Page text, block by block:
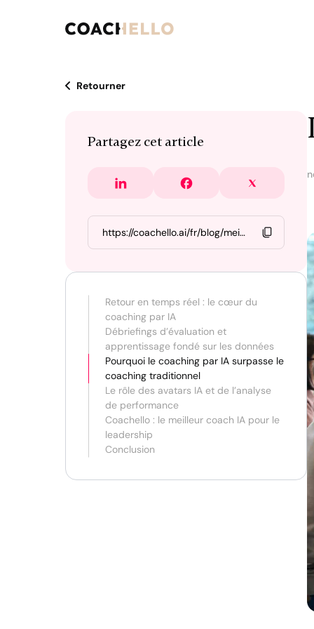
Retourner
Partagez cet article
Retour en temps réel : le cœur du
coaching par IA
Débriefings d’évaluation et
apprentissage fondé sur les données
Pourquoi le coaching par IA surpasse le
coaching traditionnel
Le rôle des avatars IA et de l’analyse
de performance
Coachello : le meilleur coach IA pour le
leadership
Conclusion